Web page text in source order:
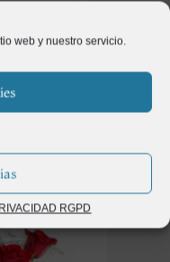
web y nuestro servicio.
RGPD